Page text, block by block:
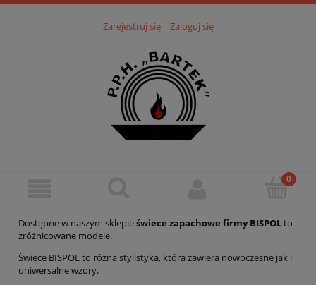
Zarejestruj się Zaloguj się
Dostępne w naszym sklepieświece zapachowe firmy BISPOLto
zróżnicowane modele.
Świece BISPOL to różna stylistyka, która zawiera nowoczesne jak i
uniwersalne wzory.